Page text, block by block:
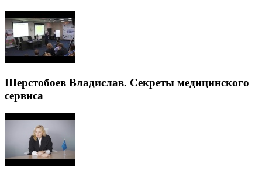
Шерстобоев Владислав. Секреты медицинского
сервиса